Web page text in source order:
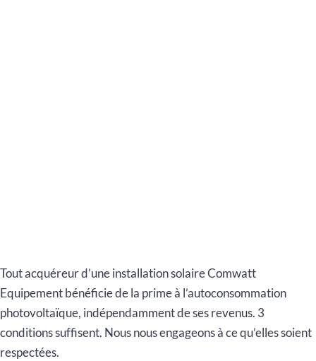
Tout acquéreur d’une installation solaire Comwatt
Equipement bénéficie de la prime à l’autoconsommation
photovoltaïque, indépendamment de ses revenus. 3
conditions suffisent. Nous nous engageons à ce qu’elles soient
respectées.